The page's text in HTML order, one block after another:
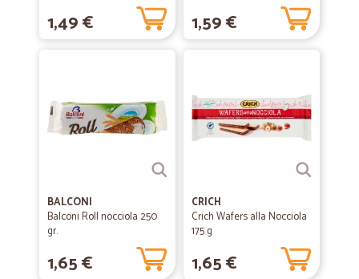
1,49 € 1,59 €
BALCONI
Balconi Roll nocciola 250
gr.
1,65 €
CRICH
Crich Wafers alla Nocciola
175 g
1,65 €